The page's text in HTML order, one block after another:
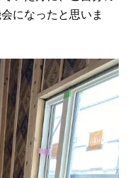
になったと思いま